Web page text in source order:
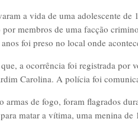
a vida de uma adolescente de
membros de uma facção
foi preso no local onde
a ocorrência foi registrada por
Carolina. A polícia foi
armas de fogo, foram flagrados
matar a vítima, uma menina